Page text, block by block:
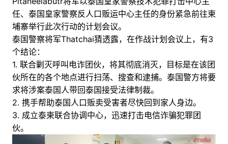
任、泰国皇家警察反人口贩运中心主任的身份紧急前往柬
埔寨举行此次行动的计划会议。
泰国警察将军Thatchai猜透露，在作战计划会议上，有3
个结论：
1. 联合剿灭呼叫电诈团伙，将其彻底消灭，目标是在该团
伙所在的各个地点进行扫荡、搜查和逮捕。泰国警方将要
求将涉案泰国人带回泰国接受法律制裁。
2. 携手帮助泰国人口贩卖受害者尽快回到家人身边。
3. 成立泰柬联合协调中心，迅速打击电信诈骗犯罪团
伙。